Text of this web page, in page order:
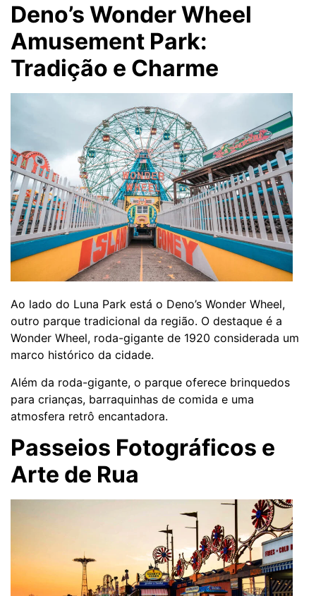
Deno’s Wonder Wheel
Amusement Park:
Tradição e Charme
Ao lado do Luna Park está o Deno’s Wonder Wheel,
outro parque tradicional da região. O destaque é a
Wonder Wheel, roda-gigante de 1920 considerada um
marco histórico da cidade.
Além da roda-gigante, o parque oferece brinquedos
para crianças, barraquinhas de comida e uma
atmosfera retrô encantadora.
Passeios Fotográficos e
Arte de Rua